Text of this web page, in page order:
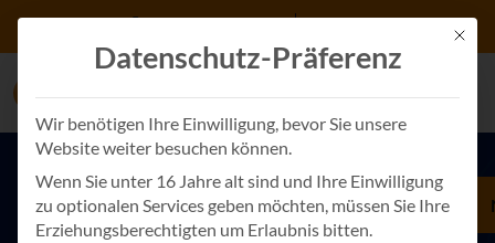
Zum Inhalt springen
HEBEN SIE IHRE IT AUF DAS NÄCHSTE LEVEL
Mit
Datenschutz-Präferenz
Wir benötigen Ihre Einwilligung, bevor Sie unsere
Website weiter besuchen können.
Wenn Sie unter 16 Jahre alt sind und Ihre Einwilligung
zu optionalen Services geben möchten, müssen Sie Ihre
Erziehungsberechtigten um Erlaubnis bitten.